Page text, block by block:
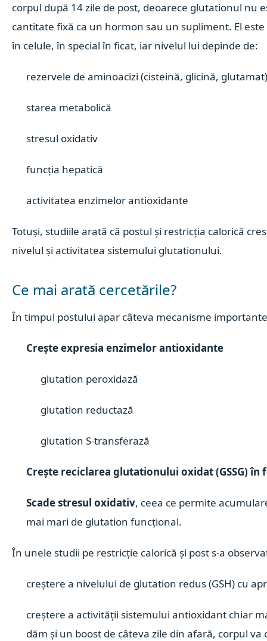
corpul după 14 zile de post, deoarece glutationul nu
cantitate fixă ca un hormon sau un supliment. El
în celule, în special în ficat, iar nivelul lui depinde de:
rezervele de aminoacizi (cisteină, glicină,
starea metabolică
stresul oxidativ
funcția hepatică
activitatea enzimelor antioxidante
Totuși, studiile arată că postul și restricția calorică
nivelul și activitatea sistemului glutationului.
Ce mai arată cercetările?
În timpul postului apar câteva mecanisme
Crește expresia enzimelor antioxidante
glutation peroxidază
glutation reductază
glutation S-transferază
Crește reciclarea glutationului oxidat (GSSG) în
Scade stresul oxidativ, ceea ce permite
mai mari de glutation funcțional.
În unele studii pe restricție calorică și post s-a
creștere a nivelului de glutation redus (GSH) cu
creștere a activității sistemului antioxidant chiar
dăm și un boost de câteva zile din afară, corpul va